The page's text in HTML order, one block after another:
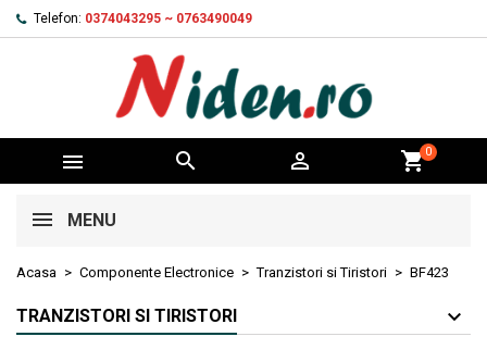
Telefon: 0374043295 ~ 0763490049
   shopping_cart0
MENU
Acasa Componente Electronice Tranzistori si Tiristori BF423
TRANZISTORI SI TIRISTORI